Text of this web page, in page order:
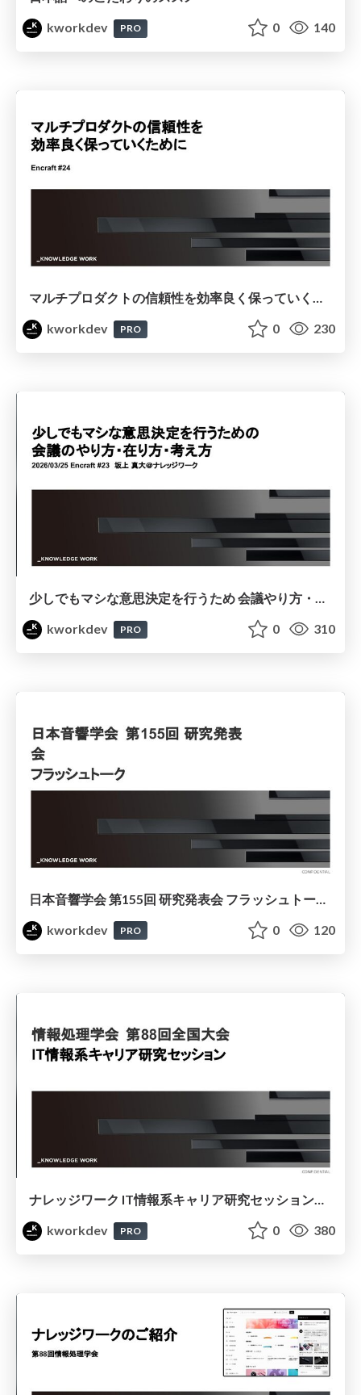
kworkdev
PRO 0 140
マルチプロダクトの信頼性を効率良く保っていくために
kworkdev
PRO 0 230
少しでもマシな意思決定を行うため 会議やり方・在り方・考え方
kworkdev
PRO 0 310
kworkdev
PRO 0 120
ナレッジワーク IT情報系キャリア研究セッション資料（情報処理学会 第88回全国大会 ）
kworkdev
PRO 0 380